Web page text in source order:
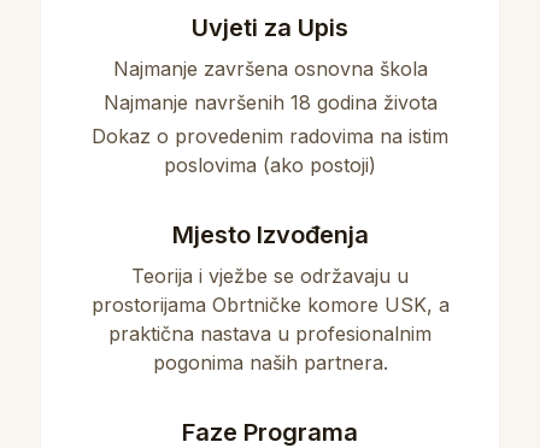
Uvjeti za Upis
Najmanje završena osnovna škola
Najmanje navršenih 18 godina života
Dokaz o provedenim radovima na istim
poslovima (ako postoji)
Mjesto Izvođenja
Teorija i vježbe se održavaju u
prostorijama Obrtničke komore USK, a
praktična nastava u profesionalnim
pogonima naših partnera.
Faze Programa